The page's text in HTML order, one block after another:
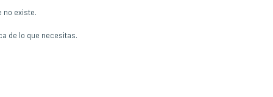
no existe.
de lo que necesitas.